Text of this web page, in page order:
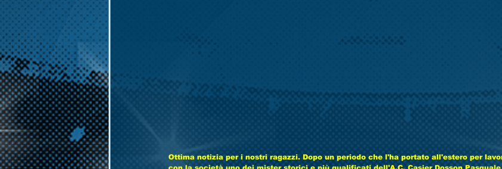
Ottima notizia per i nostri ragazzi. Dopo un periodo che l'ha portato all'estero per